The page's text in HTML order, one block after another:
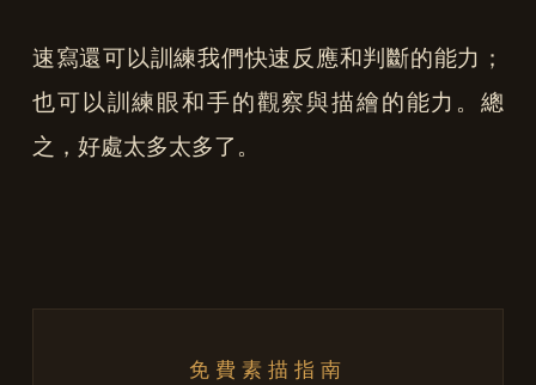
速寫還可以訓練我們快速反應和判斷的能力；
也可以訓練眼和手的觀察與描繪的能力。總
之，好處太多太多了。
免費素描指南